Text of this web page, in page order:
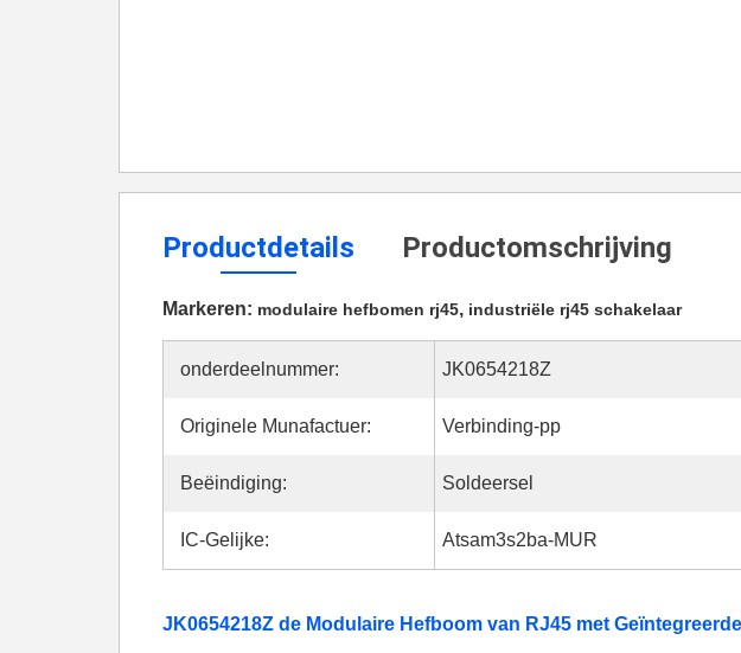
Productdetails Productomschrijving
Markeren: modulaire hefbomen rj45, industriële rj45 schakelaar
onderdeelnummer: JK0654218Z
Originele Munafactuer: Verbinding-pp
Beëindiging: Soldeersel
IC-Gelijke: Atsam3s2ba-MUR
JK0654218Z de Modulaire Hefboom van RJ45 met